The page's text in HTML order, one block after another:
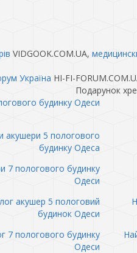
VIDGOOK.COM.UA,
Україна HI-FI-
Подарунок
будинку Одеси
акушери 5 пологового
будинку Одеса
7 пологового будинку
Одеси
акушер 5 пологовий
будинок Одеси
7 пологового будинку
Одеси